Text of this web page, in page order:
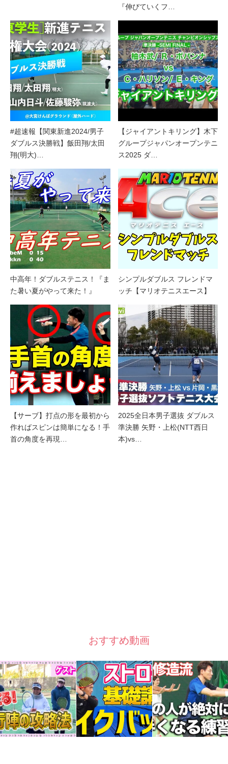
『伸びていくフ…
#超速報【関東新進2024/男子
ダブルス決勝戦】飯田翔/太田
翔(明大)…
【ジャイアントキリング】木下
グループジャパンオープンテニ
ス2025 ダ…
中高年！ダブルステニス！『ま
た暑い夏がやって来た！』
シンプルダブルス フレンドマ
ッチ【マリオテニスエース】
【サーブ】打点の形を最初から
作ればスピンは簡単になる！手
首の角度を再現…
2025全日本男子選抜 ダブルス
準決勝 矢野・上松(NTT西日
本)vs…
おすすめ動画